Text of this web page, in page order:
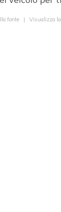
fonte | Visualizza